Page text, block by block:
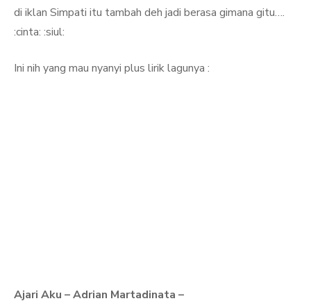
di iklan Simpati itu tambah deh jadi berasa gimana gitu….
:cinta: :siul:
Ini nih yang mau nyanyi plus lirik lagunya :
Ajari Aku – Adrian Martadinata –